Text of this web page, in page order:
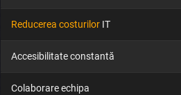
Reducerea costurilorIT
Accesibilitate constantă
Colaborare echipa